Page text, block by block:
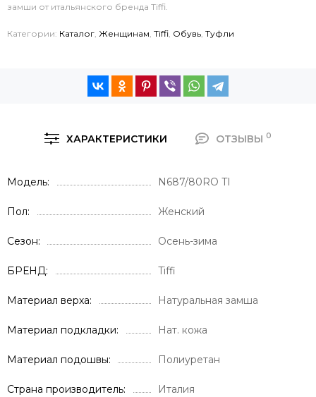
замши от итальянского бренда Tiffi.
Категории: Каталог Женщинам Tiffi Обувь Туфли
ХАРАКТЕРИСТИКИ ОТЗЫВЫ 0
Модель N687/80RO TI
Пол Женский
Сезон Осень-зима
БРЕНД Tiffi
Материал верха Натуральная замша
Материал подкладки Нат. кожа
Материал подошвы Полиуретан
Страна производитель Италия